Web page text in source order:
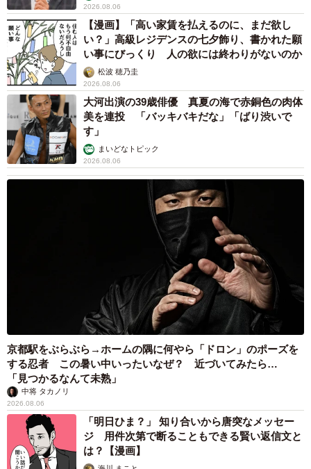
2026.08.06
【漫画】「高い家賃を払えるのに、まだ欲し
い？」高級レジデンスの七夕飾り、書かれた願
い事にびっくり 人の欲には終わりがないのか
松波 穂乃圭
2026.08.06
大河出演の39歳俳優 真夏の海で赤銅色の肉体
美を連投 「バッキバキだな」「ばり渋いで
す」
まいどなトピック
2026.08.06
京都駅をぶらぶら→ホームの隅に何やら「ドロン」のポーズを
する忍者 この暑い中いったいなぜ？ 近づいてみたら…
「見つかるなんて未熟」
中将 タカノリ
2026.08.06
「明日ひま？」 知り合いから唐突なメッセー
ジ 用件次第で断ることもできる賢い返信文と
は？【漫画】